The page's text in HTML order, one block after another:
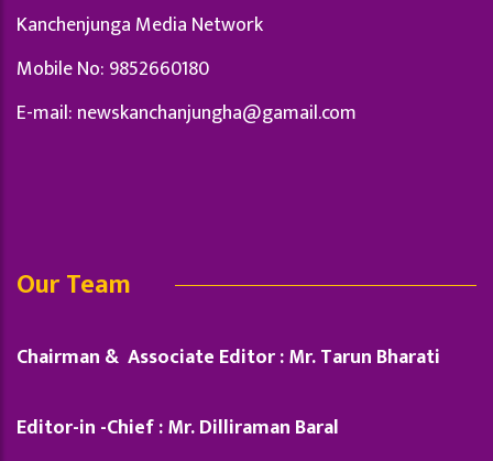
Kanchenjunga Media Network
Mobile No: 9852660180
E-mail: newskanchanjungha@gamail.com
Our Team
Chairman & Associate Editor : Mr. Tarun Bharati
Editor-in -Chief : Mr. Dilliraman Baral